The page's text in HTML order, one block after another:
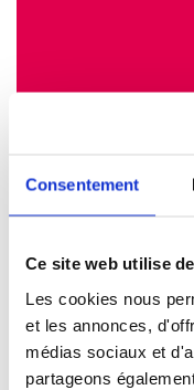
Consentement
Ce site web utilise
Les cookies nous
et les annonces,
médias sociaux et
partageons